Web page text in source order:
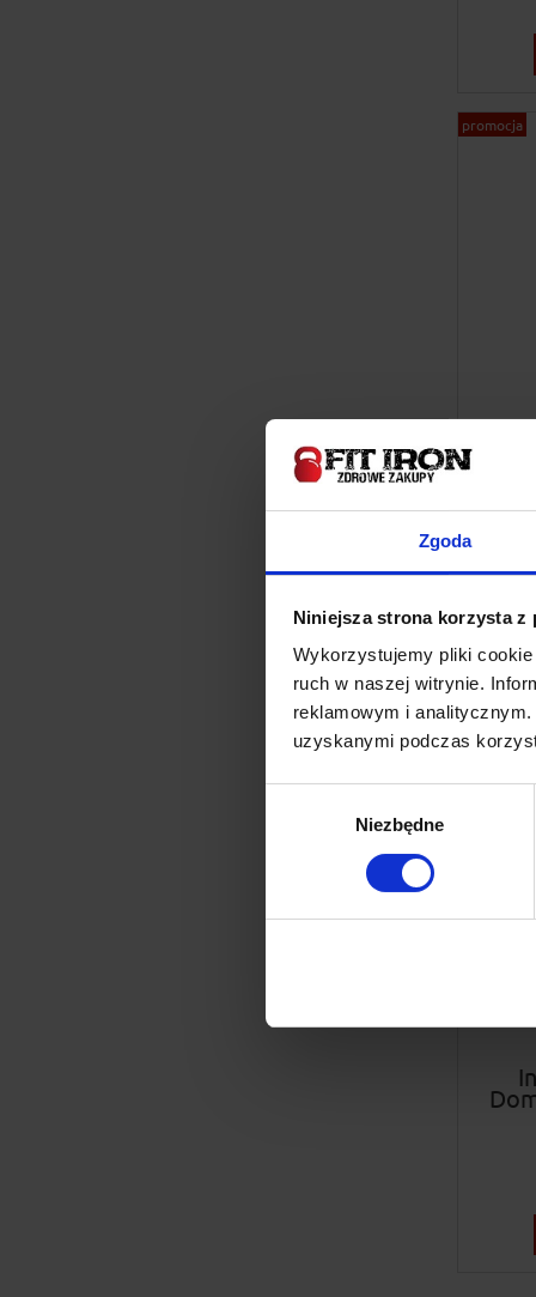
Zgoda
Niniejsza strona korzysta z
Wykorzystujemy pliki
ruch w naszej witrynie.
reklamowym i
uzyskanymi podczas
Niezbędne
promocja